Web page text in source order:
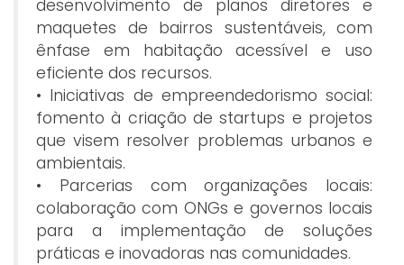
desenvolvimento de planos diretores e
maquetes de bairros sustentáveis, com
ênfase em habitação acessível e uso
eficiente dos recursos.
• Iniciativas de empreendedorismo social:
fomento à criação de startups e projetos
que visem resolver problemas urbanos e
ambientais.
• Parcerias com organizações locais:
colaboração com ONGs e governos locais
para a implementação de soluções
práticas e inovadoras nas comunidades.